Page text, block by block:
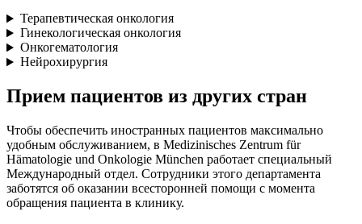
Терапевтическая онкология
Гинекологическая онкология
Онкогематология
Нейрохирургия
Прием пациентов из других стран
Чтобы обеспечить иностранных пациентов максимально
удобным обслуживанием, в Medizinisches Zentrum für
Hämatologie und Onkologie München работает специальный
Международный отдел. Сотрудники этого департамента
заботятся об оказании всесторонней помощи с момента
обращения пациента в клинику.